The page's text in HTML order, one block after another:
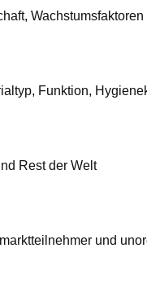
Funktion,
Rest der Welt
und